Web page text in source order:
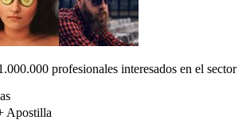
profesionales interesados en el sector
Apostilla